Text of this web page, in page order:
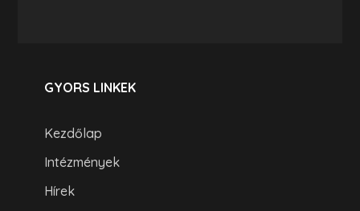
GYORS LINKEK
Kezdőlap
Intézmények
Hírek